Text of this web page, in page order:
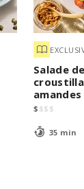
Salade
amandes
$ $$ $
35 min